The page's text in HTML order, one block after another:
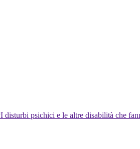
I disturbi psichici e le altre disabilità che